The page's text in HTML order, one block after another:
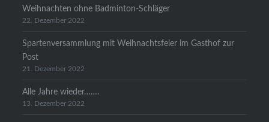
Weihnachten ohne Badminton-Schläger
22. Dezember 2022
Spartenversammlung mit Weihnachtsfeier im Gasthof zur
Post
21. Dezember 2022
Alle Jahre wieder…….
13. Dezember 2022